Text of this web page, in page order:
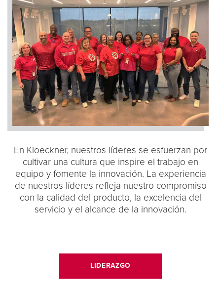
En Kloeckner, nuestros líderes se esfuerzan por
cultivar una cultura que inspire el trabajo en
equipo y fomente la innovación. La experiencia
de nuestros líderes refleja nuestro compromiso
con la calidad del producto, la excelencia del
servicio y el alcance de la innovación.
LIDERAZGO